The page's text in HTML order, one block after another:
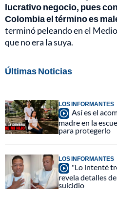
lucrativo negocio, pues
Colombia el término es
terminó peleando en el
que no era la suya.
Últimas Noticias
LOS INFORMANTES
Así es el
madre en la
para protegerlo
LOS INFORMANTES
"Lo intenté
revela detalles
suicidio